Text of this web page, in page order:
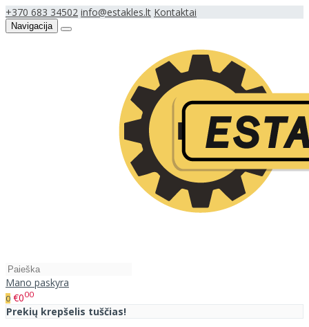
+370 683 34502 info@estakles.lt Kontaktai
Navigacija
Mano paskyra
0 €000
Prekių krepšelis tuščias!